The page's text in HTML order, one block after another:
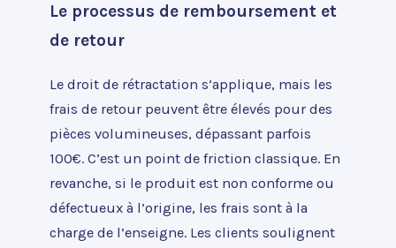
Le processus de remboursement et
de retour
Le droit de rétractation s’applique, mais les
frais de retour peuvent être élevés pour des
pièces volumineuses, dépassant parfois
100€. C’est un point de friction classique. En
revanche, si le produit est non conforme ou
défectueux à l’origine, les frais sont à la
charge de l’enseigne. Les clients soulignent